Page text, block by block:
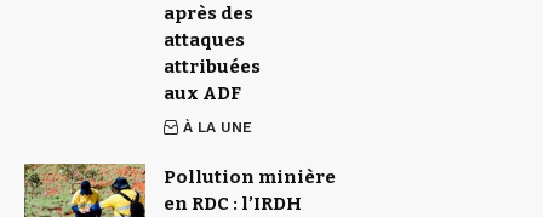
après des
attaques
attribuées
aux ADF
À LA UNE
Pollution minière
en RDC : l’IRDH